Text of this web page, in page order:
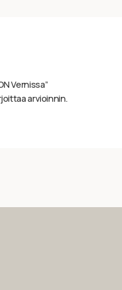
Vernissa”
arvioinnin.